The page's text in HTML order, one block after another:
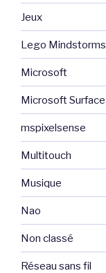
Jeux
Lego Mindstorms
Microsoft
Microsoft Surface
mspixelsense
Multitouch
Musique
Nao
Non classé
Réseau sans fil